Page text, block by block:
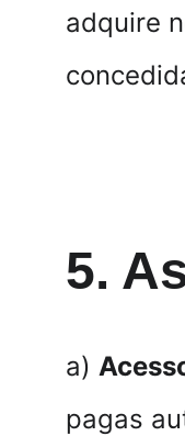
adquire
5.
a)
pagas